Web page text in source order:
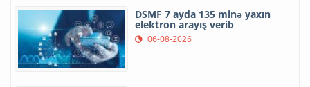
DSMF 7 ayda 135 minə yaxın
elektron arayış verib
06-08-2026